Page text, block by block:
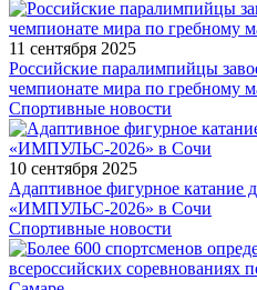
11 сентября 2025
Российские паралимпийцы
чемпионате мира по гребному
Спортивные новости
10 сентября 2025
Адаптивное фигурное катание
«ИМПУЛЬС-2026» в Сочи
Спортивные новости